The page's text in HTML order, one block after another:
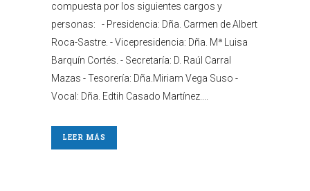
compuesta por los siguientes cargos y
personas: - Presidencia: Dña. Carmen de Albert
Roca-Sastre. - Vicepresidencia: Dña. Mª Luisa
Barquín Cortés. - Secretaría: D. Raúl Carral
Mazas - Tesorería: Dña.Miriam Vega Suso -
Vocal: Dña. Edtih Casado Martínez....
LEER MÁS